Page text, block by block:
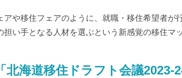
アや移住フェアのように、就職・移住希望者が
担い手となる人材を選ぶという新感覚の移住マ
北海道移住ドラフト会議2023-